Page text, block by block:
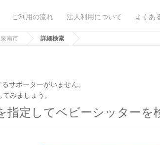
ご利用の流れ 法人利用について よくあ
泉南市 詳細検索
サポーターがいません。
みましょう。
指定してベビーシッターを